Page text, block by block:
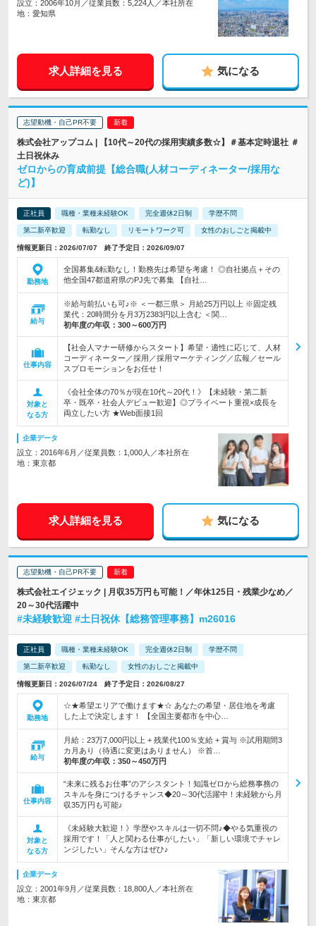
設立：2006年10月／従業員数：5,224人／本社所在
地：愛知県
求人詳細を見る 気になる
志望動機・自己PR不要
株式会社アップコム | 【10代～20代の採用実績多数☆】＃基本定時退社 ＃
土日祝休み
ゼロからの育成前提【総合職(人材コーディネーター/採用な
ど)】
正社員 職種・業種未経験OK 完全週休2日制 学歴不問
第二新卒歓迎 転勤なし リモートワーク可 女性のおしごと掲載中
情報更新日：2026/07/07 終了予定日：2026/09/07
勤務地
全国募集&転勤なし！勤務先は希望を考慮！ ◎自社拠点＋その
他全国47都道府県のPJ先で募集 【自社…
給与
※給与前払いも可♪※ ＜一都三県＞ 月給25万円以上 ※固定残
業代：20時間分を月3万2383円以上含む ＜関…
初年度の年収： 300～600万円
仕事内容
【社会人マナー研修からスタート】希望・適性に応じて、人材
コーディネーター／採用／採用マーケティング／広報／セール
スプロモーションをお任せ！
対象と
なる方
《会社全体の70％が現在10代～20代！》【未経験・第二新
卒・既卒・社会人デビュー歓迎】◎プライベート重視×成長を
両立したい方 ★Web面接1回
企業データ
設立：2016年6月／従業員数：1,000人／本社所在
地：東京都
求人詳細を見る 気になる
志望動機・自己PR不要
株式会社エイジェック | 月収35万円も可能！／年休125日・残業少なめ／
20～30代活躍中
#未経験歓迎 #土日祝休【総務管理事務】m26016
正社員 職種・業種未経験OK 完全週休2日制 学歴不問
第二新卒歓迎 転勤なし 女性のおしごと掲載中
情報更新日：2026/07/24 終了予定日：2026/08/27
勤務地
☆★希望エリアで働けます★☆ あなたの希望・居住地を考慮
した上で決定します！ 【全国主要都市を中心…
給与
月給：23万7,000円以上 + 残業代100％支給 + 賞与 ※試用期間3
カ月あり（待遇に変更はありません） ※首…
初年度の年収： 350～450万円
仕事内容
“未来に残るお仕事”のアシスタント！知識ゼロから総務事務の
スキルを身につけるチャンス◆20～30代活躍中！未経験から月
収35万円も可能♪
対象と
なる方
《未経験大歓迎！》学歴やスキルは一切不問♪◆やる気重視の
採用です！「人と関わる仕事がしたい」「新しい環境でチャレ
ンジしたい」そんな方はぜひ♪
企業データ
設立：2001年9月／従業員数：18,800人／本社所在
地：東京都